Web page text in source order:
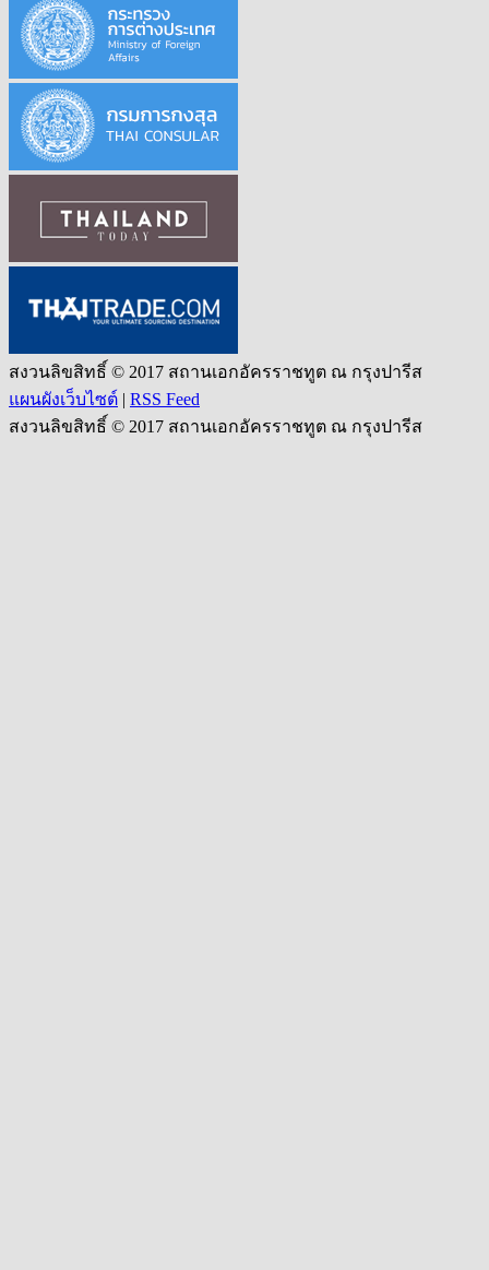
สงวนลิขสิทธิ์ © 2017 สถานเอกอัครราชทูต ณ กรุงปารีส
แผนผังเว็บไซต์ | RSS Feed
สงวนลิขสิทธิ์ © 2017 สถานเอกอัครราชทูต ณ กรุงปารีส